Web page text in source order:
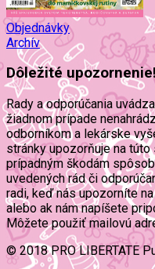
Objednávky
Archív
Dôležité
Rady a odporúčania
žiadnom prípade
odborníkom a lekárske
stránky upozorňuje na
prípadným škodám
uvedených rád či
radi, keď nás upozorníte
alebo ak nám napíšete
Môžete použiť mailovú
© 2018 PRO LIBERTATE